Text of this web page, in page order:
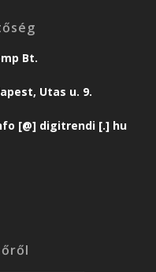
Bt.
Utas u. 9.
[@] digitrendi [.] hu